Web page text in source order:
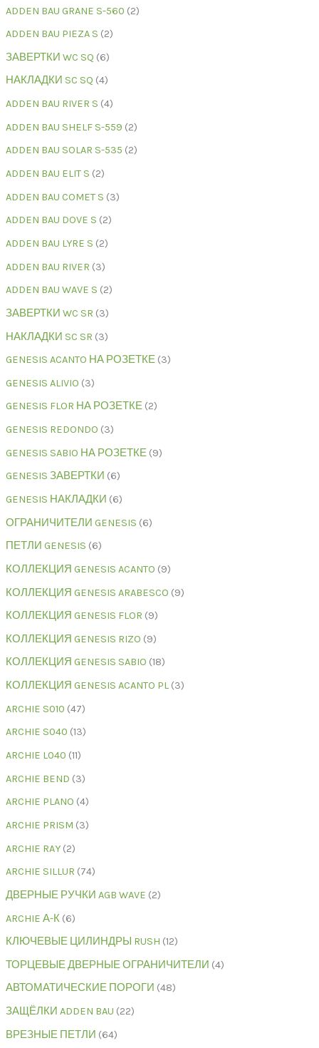
ADDEN BAU GRANE S-560 2
ADDEN BAU PIEZA S 2
ЗАВЕРТКИ WC SQ 6
НАКЛАДКИ SC SQ 4
ADDEN BAU RIVER S 4
ADDEN BAU SHELF S-559 2
ADDEN BAU SOLAR S-535 2
ADDEN BAU ELIT S 2
ADDEN BAU COMET S 3
ADDEN BAU DOVE S 2
ADDEN BAU LYRE S 2
ADDEN BAU RIVER 3
ADDEN BAU WAVE S 2
ЗАВЕРТКИ WC SR 3
НАКЛАДКИ SC SR 3
GENESIS ACANTO НА РОЗЕТКЕ 3
GENESIS ALIVIO 3
GENESIS FLOR НА РОЗЕТКЕ 2
GENESIS REDONDO 3
GENESIS SABIO НА РОЗЕТКЕ 9
GENESIS ЗАВЕРТКИ 6
GENESIS НАКЛАДКИ 6
ОГРАНИЧИТЕЛИ GENESIS 6
ПЕТЛИ GENESIS 6
КОЛЛЕКЦИЯ GENESIS ACANTO 9
КОЛЛЕКЦИЯ GENESIS ARABESCO 9
КОЛЛЕКЦИЯ GENESIS FLOR 9
КОЛЛЕКЦИЯ GENESIS RIZO 9
КОЛЛЕКЦИЯ GENESIS SABIO 18
КОЛЛЕКЦИЯ GENESIS ACANTO PL 3
ARCHIE S010 47
ARCHIE S040 13
ARCHIE L040 11
ARCHIE BEND 3
ARCHIE PLANO 4
ARCHIE PRISM 3
ARCHIE RAY 2
ARCHIE SILLUR 74
ДВЕРНЫЕ РУЧКИ AGB WAVE 2
ARCHIE А-К 6
КЛЮЧЕВЫЕ ЦИЛИНДРЫ RUSH 12
ТОРЦЕВЫЕ ДВЕРНЫЕ ОГРАНИЧИТЕЛИ 4
АВТОМАТИЧЕСКИЕ ПОРОГИ 48
ЗАЩЁЛКИ ADDEN BAU 22
ВРЕЗНЫЕ ПЕТЛИ 64